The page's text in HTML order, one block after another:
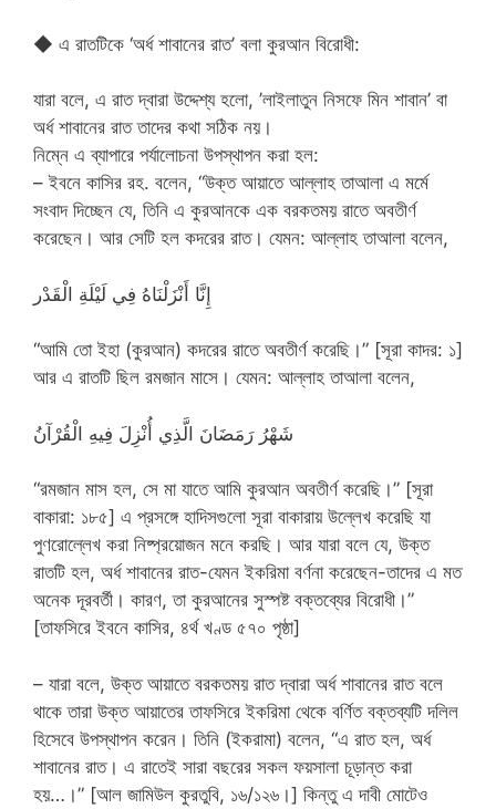
◆ এ রাতটিকে ‘অর্ধ শাবানের রাত’ বলা কুরআন বিরোধী:
যারা বলে, এ রাত দ্বারা উদ্দেশ্য হলো, ’লাইলাতুন নিসফে মিন শাবান’ বা
অর্ধ শাবানের রাত তাদের কথা সঠিক নয়।
নিম্নে এ ব্যাপারে পর্যালোচনা উপস্থাপন করা হল:
– ইবনে কাসির রহ. বলেন, “উক্ত আয়াতে আল্লাহ তাআলা এ মর্মে
সংবাদ দিচ্ছেন যে, তিনি এ কুরআনকে এক বরকতময় রাতে অবতীর্ণ
করেছেন। আর সেটি হল কদরের রাত। যেমন: আল্লাহ তাআলা বলেন,
إِنَّا أَنْزَلْنَاهُ فِي لَيْلَةِ الْقَدْر
“আমি তো ইহা (কুরআন) কদরের রাতে অবতীর্ণ করেছি।” [সূরা কাদর: ১]
আর এ রাতটি ছিল রমজান মাসে। যেমন: আল্লাহ তাআলা বলেন,
شَهْرُ رَمَضَانَ الَّذِي أُنْزِلَ فِيهِ الْقُرْآنُ
“রমজান মাস হল, সে মা যাতে আমি কুরআন অবতীর্ণ করেছি।” [সূরা
বাকারা: ১৮৫] এ প্রসঙ্গে হাদিসগুলো সূরা বাকারায় উল্লেখ করেছি যা
পুণরোল্লেখ করা নিষ্প্রয়োজন মনে করছি। আর যারা বলে যে, উক্ত
রাতটি হল, অর্ধ শাবানের রাত-যেমন ইকরিমা বর্ণনা করেছেন-তাদের এ মত
অনেক দূরবর্তী। কারণ, তা কুরআনের সুস্পষ্ট বক্তব্যের বিরোধী।”
[তাফসিরে ইবনে কাসির, ৪র্থ খণ্ড ৫৭০ পৃষ্ঠা]
– যারা বলে, উক্ত আয়াতে বরকতময় রাত দ্বারা অর্ধ শাবানের রাত বলে
থাকে তারা উক্ত আয়াতের তাফসিরে ইকরিমা থেকে বর্ণিত বক্তব্যটি দলিল
হিসেবে উপস্থাপন করেন। তিনি (ইকরামা) বলেন, “এ রাত হল, অর্ধ
শাবানের রাত। এ রাতেই সারা বছরের সকল ফয়সালা চূড়ান্ত করা
হয়…।” [আল জামিউল কুরতুবি, ১৬/১২৬।] কিন্তু এ দাবী মোটেও